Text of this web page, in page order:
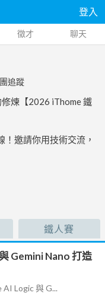
登入
徵才 聊天
追蹤
煉【2026 iThome 鐵
邀請你用技術交流，
鐵人賽
Gemini Nano 打造
Logic 與 G...